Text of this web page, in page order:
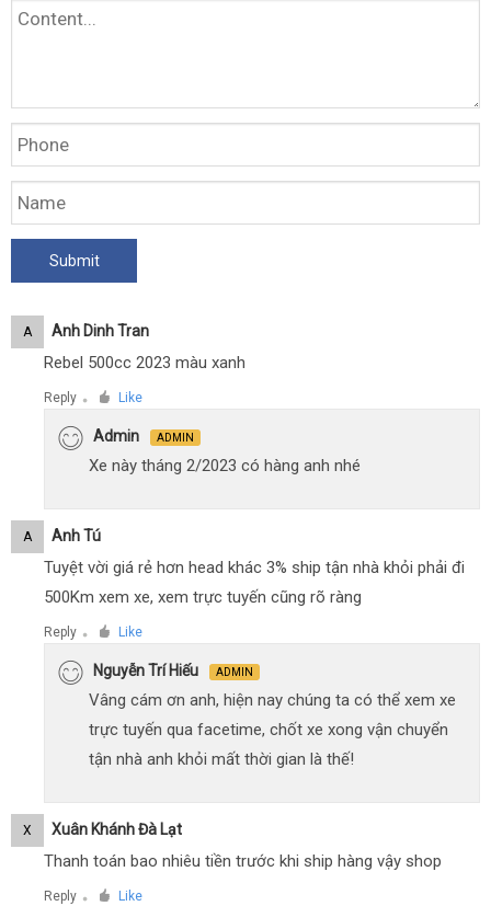
A Anh Dinh Tran
Rebel 500cc 2023 màu xanh
Reply ● Like
Admin ADMIN
Xe này tháng 2/2023 có hàng anh nhé
A Anh Tú
Tuyệt vời giá rẻ hơn head khác 3% ship tận nhà khỏi phải đi
500Km xem xe, xem trực tuyến cũng rõ ràng
Reply ● Like
Nguyễn Trí Hiếu ADMIN
Vâng cám ơn anh, hiện nay chúng ta có thể xem xe
trực tuyến qua facetime, chốt xe xong vận chuyển
tận nhà anh khỏi mất thời gian là thế!
X Xuân Khánh Đà Lạt
Thanh toán bao nhiêu tiền trước khi ship hàng vậy shop
Reply ● Like